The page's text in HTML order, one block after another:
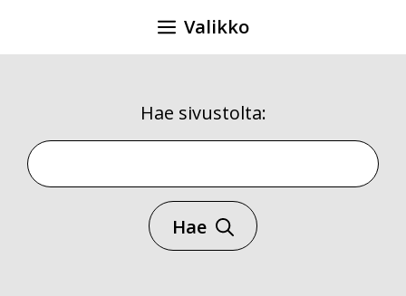
Valikko
Hae sivustolta:
Hae sivustolta
Hae